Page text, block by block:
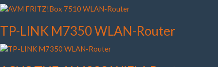
TP-LINK M7350 WLAN-Router